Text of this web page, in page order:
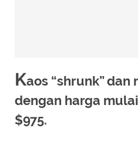
Kaos “shrunk” dan
dengan harga
$975.